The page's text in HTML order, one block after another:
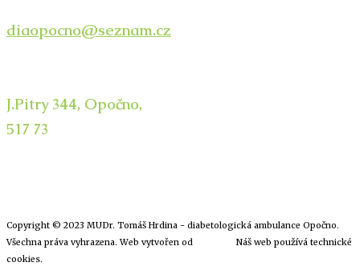
diaopocno@seznam.cz
J.Pitry 344, Opočno,
517 73
Copyright © 2023 MUDr. Tomáš Hrdina - diabetologická ambulance Opočno.
Všechna práva vyhrazena. Web vytvořen od
Náš web používá technické
cookies.